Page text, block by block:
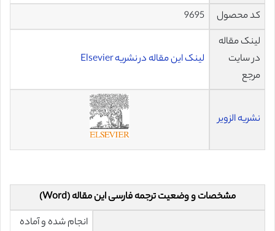
کد محصول
9695
لینک مقاله
در سایت
مرجع
لینک این مقاله در نشریه Elsevier
نشریه الزویر
مشخصات و وضعیت ترجمه فارسی این مقاله (Word)
انجام شده و آماده